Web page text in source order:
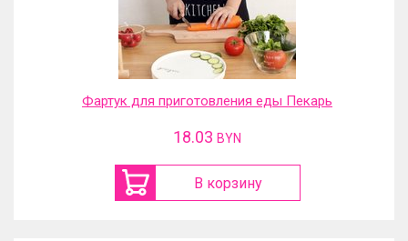
Фартук для приготовления еды Пекарь
18.03 BYN
В корзину